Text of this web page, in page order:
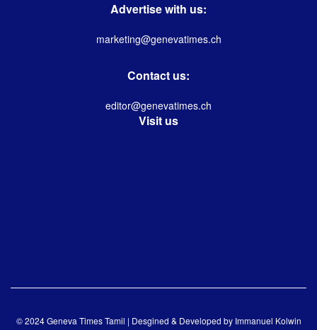
Advertise with us:
marketing@genevatimes.ch
Contact us:
editor@genevatimes.ch
Visit us
© 2024 Geneva Times Tamil | Desgined & Developed by Immanuel Kolwin